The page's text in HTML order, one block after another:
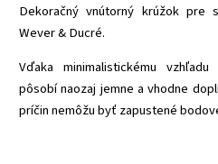
Dekoračný vnútorný krúžok pre
Wever & Ducré.
Vďaka minimalistickému
pôsobí naozaj jemne a vhodne
príčin nemôžu byť zapustené